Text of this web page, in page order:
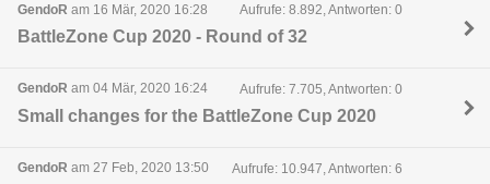
GendoR am 16 Mär, 2020 16:28 Aufrufe: 8.892, Antworten: 0
BattleZone Cup 2020 - Round of 32
GendoR am 04 Mär, 2020 16:24 Aufrufe: 7.705, Antworten: 0
Small changes for the BattleZone Cup 2020
GendoR am 27 Feb, 2020 13:50 Aufrufe: 10.947, Antworten: 6